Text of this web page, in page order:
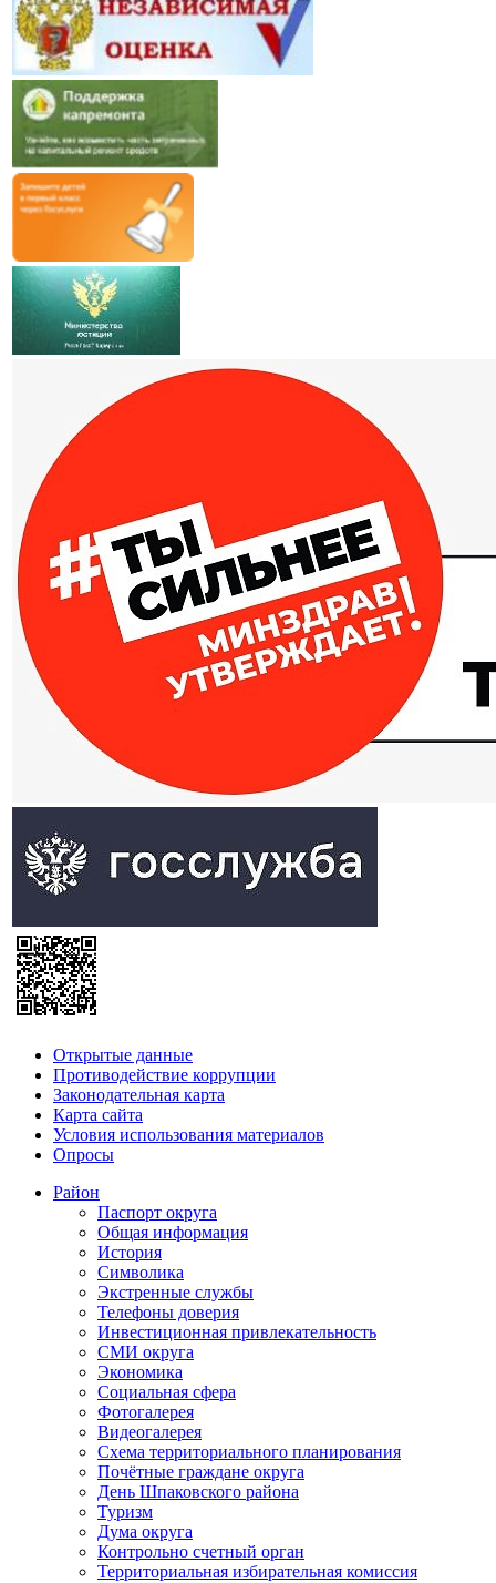
Открытые данные
Противодействие коррупции
Законодательная карта
Карта сайта
Условия использования материалов
Опросы
Район
Паспорт округа
Общая информация
История
Символика
Экстренные службы
Телефоны доверия
Инвестиционная привлекательность
СМИ округа
Экономика
Социальная сфера
Фотогалерея
Видеогалерея
Схема территориального планирования
Почётные граждане округа
День Шпаковского района
Туризм
Дума округа
Контрольно счетный орган
Территориальная избирательная комиссия